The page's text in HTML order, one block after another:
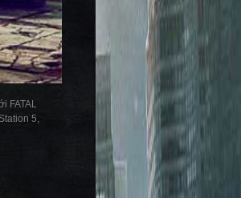
FATAL
5,